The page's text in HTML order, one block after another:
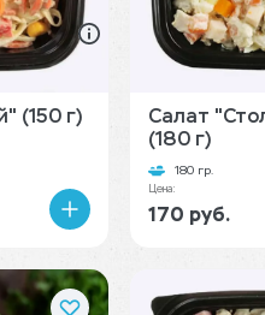
(150 г)
В
Салат
(180 г)
180 гр.
Цена:
170 руб.